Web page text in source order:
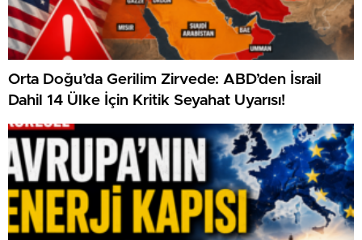
Orta Doğu’da Gerilim Zirvede: ABD’den İsrail
Dahil 14 Ülke İçin Kritik Seyahat Uyarısı!